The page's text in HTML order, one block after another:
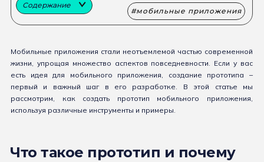
Содержание
мобильные приложения
Мобильные приложения стали неотъемлемой частью современной
жизни, упрощая множество аспектов повседневности. Если у вас
есть идея для мобильного приложения, создание прототипа –
первый и важный шаг в его разработке. В этой статье мы
рассмотрим, как создать прототип мобильного приложения,
используя различные инструменты и примеры.
Что такое прототип и почему